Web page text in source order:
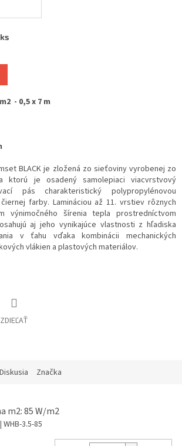
- 0,5 x 7 m
BLACK je zložená zo sieťoviny vyrobenej zo
ktorú je osadený samolepiaci viacvrstvový
pás charakteristický polypropylénovou
farby. Lamináciou až 11. vrstiev rôznych
výnimočného šírenia tepla prostredníctvom
aj jeho vynikajúce vlastnosti z hľadiska
v ťahu vďaka kombinácii mechanických
vlákien a plastových materiálov.
ZDIEĽAŤ
Diskusia Značka
m2: 85 W/m2
| WHB-3.5-85